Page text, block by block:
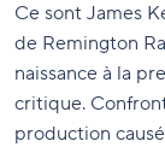
Ce sont James
de Remington
naissance à la
critique.
production